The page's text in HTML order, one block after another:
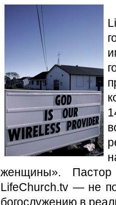
женщины».
LifeChurch.tv — не
богослужению в